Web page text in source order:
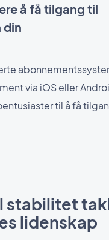
å få tilgang til
din
via iOS eller
til å få
stabilitet
lidenskap